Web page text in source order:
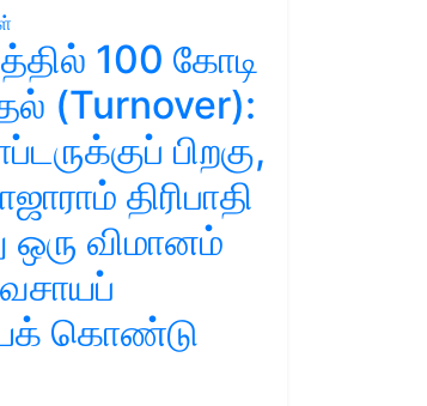
100 கோடி
(Turnover):
பிறகு,
திரிபாதி
ஒரு விமானம்
கொண்டு